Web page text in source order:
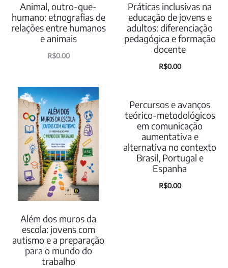
Animal, outro-que-
humano: etnografias de
relações entre humanos
e animais
O
original
era:
R$35.00.
R$0.00
atual
é:
R$0.00.
Práticas inclusivas na
educação de jovens e
adultos: diferenciação
pedagógica e formação
docente
R$0.00
Além dos muros da
escola: jovens com
autismo e a preparação
para o mundo do
trabalho
Percursos e avanços
teórico-metodológicos
em comunicação
aumentativa e
alternativa no contexto
Brasil, Portugal e
Espanha
R$0.00